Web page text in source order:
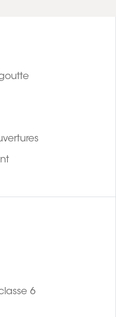
6